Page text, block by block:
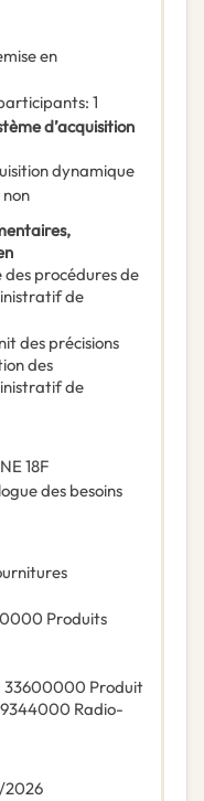
en
: 1
d’acquisition
dynamique
non
procédures de
de
des précisions
des
de
18F
des besoins
Produits
33600000 Produit
Radio-
2026